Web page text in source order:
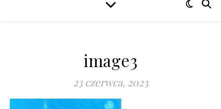
WIDZIEĆ WSZYSTKO
image3
23 czerwca, 2023